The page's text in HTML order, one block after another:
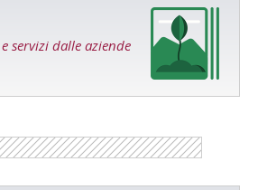
servizi dalle aziende